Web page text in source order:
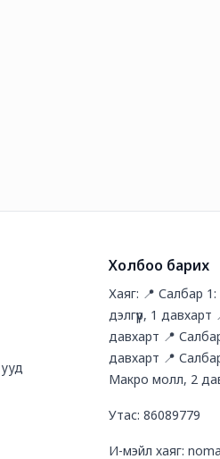
Холбоо барих
Хаяг: 📍 Салбар
дэлгүүр, 1
давхарт 📍 Салбар
давхарт 📍
Макро молл, 2
Утас: 86089779
И-мэйл хаяг: